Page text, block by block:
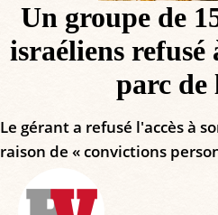
Un groupe de
israéliens refusé
parc de
Le gérant a refusé l'accès à
raison de « convictions